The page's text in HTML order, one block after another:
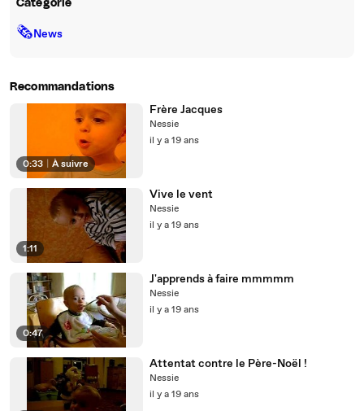
Catégorie
🗞News
Recommandations
0:33 À suivre
Frère Jacques
Nessie
il y a 19 ans
1:11
Vive le vent
Nessie
il y a 19 ans
0:47
J'apprends à faire mmmmm
Nessie
il y a 19 ans
Attentat contre le Père-Noël !
Nessie
il y a 19 ans